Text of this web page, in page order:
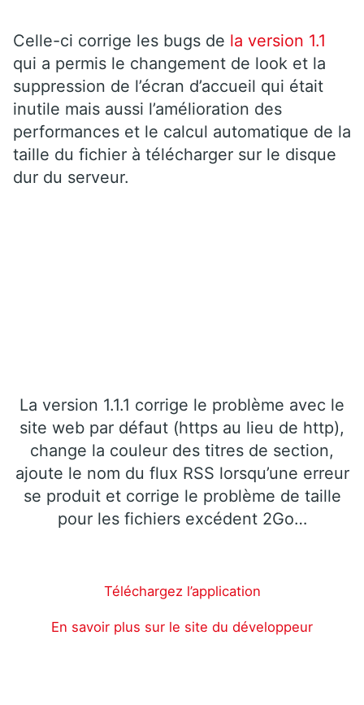
Celle-ci corrige les bugs de la version 1.1
qui a permis le changement de look et la
suppression de l’écran d’accueil qui était
inutile mais aussi l’amélioration des
performances et le calcul automatique de la
taille du fichier à télécharger sur le disque
dur du serveur.
La version 1.1.1 corrige le problème avec le
site web par défaut (https au lieu de http),
change la couleur des titres de section,
ajoute le nom du flux RSS lorsqu’une erreur
se produit et corrige le problème de taille
pour les fichiers excédent 2Go…
Téléchargez l’application
En savoir plus sur le site du développeur